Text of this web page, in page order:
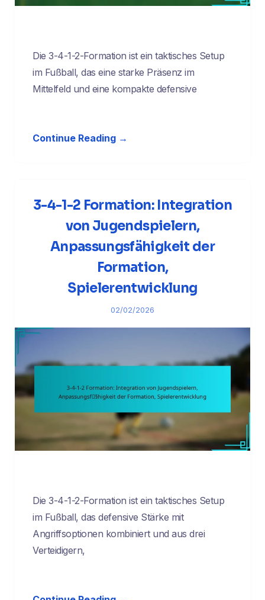
Die 3-4-1-2-Formation ist ein taktisches Setup
im Fußball, das eine starke Präsenz im
Mittelfeld und eine kompakte defensive
Continue Reading →
3-4-1-2 Formation: Integration
von Jugendspielern,
Anpassungsfähigkeit der
Formation,
Spielerentwicklung
02/02/2026
Die 3-4-1-2-Formation ist ein taktisches Setup
im Fußball, das defensive Stärke mit
Angriffsoptionen kombiniert und aus drei
Verteidigern,